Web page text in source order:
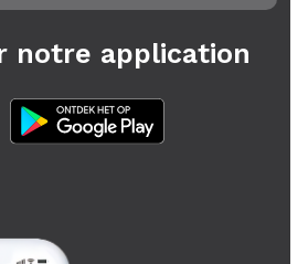
notre application